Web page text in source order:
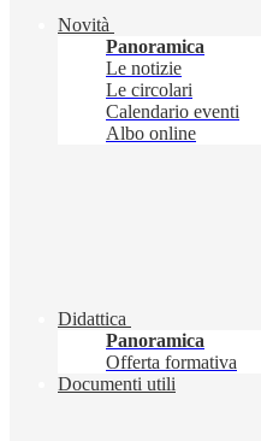
Novità
Panoramica
Le notizie
Le circolari
Calendario eventi
Albo online
Didattica
Panoramica
Offerta formativa
Documenti utili